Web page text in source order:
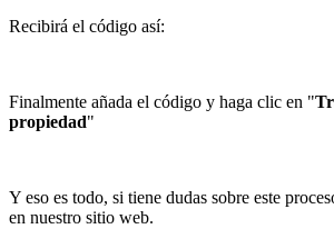
Recibirá el código así:
Finalmente añada el código y haga clic en "
propiedad"
Y eso es todo, si tiene dudas sobre este
en nuestro sitio web.